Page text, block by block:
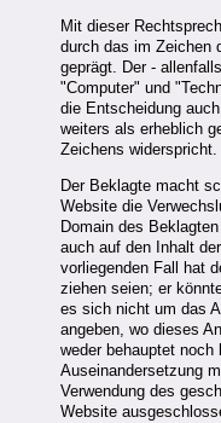
Mit dieser
durch das im Zeichen
geprägt. Der -
"Computer" und
die Entscheidung
weiters als erheblich
Zeichens widerspricht.
Der Beklagte macht
Website die
Domain des
auch auf den Inhalt
vorliegenden Fall hat
ziehen seien; er
es sich nicht um das
angeben, wo dieses
weder behauptet
Auseinandersetzung
Verwendung des
Website